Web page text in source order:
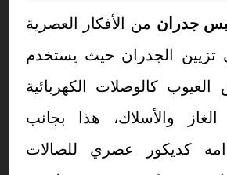
جدران من الأفكار العصرية
تزيين الجدران حيث يستخدم
كالوصلات الكهربائية
والأسلاك، هذا بجانب
كديكور عصري للصالات